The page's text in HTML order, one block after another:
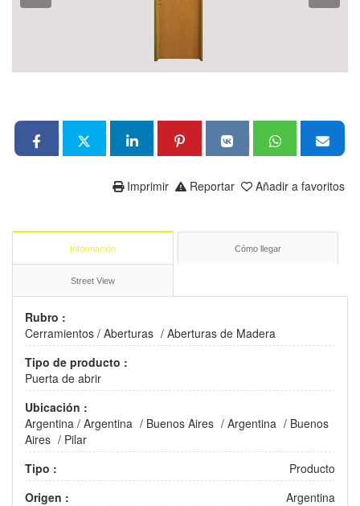
Añadir a favoritos
Reportar
Imprimir
Información Cómo llegar
Street View
Rubro :
Cerramientos / Aberturas / Aberturas de Madera
Tipo de producto :
Puerta de abrir
Ubicación :
Argentina / Argentina / Buenos Aires / Argentina / Buenos
Aires / Pilar
Tipo :
Producto
Origen :
Argentina